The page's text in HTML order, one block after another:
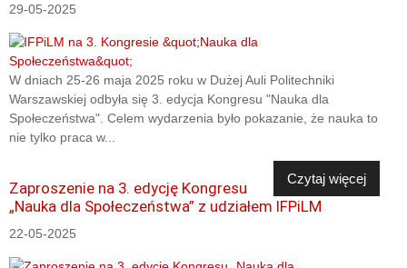
29-05-2025
W dniach 25-26 maja 2025 roku w Dużej Auli Politechniki
Warszawskiej odbyła się 3. edycja Kongresu "Nauka dla
Społeczeństwa". Celem wydarzenia było pokazanie, że nauka to
nie tylko praca w...
Czytaj więcej
Zaproszenie na 3. edycję Kongresu
„Nauka dla Społeczeństwa” z udziałem IFPiLM
22-05-2025